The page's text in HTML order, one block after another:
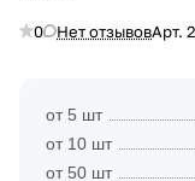
0 Нет отзывовАрт.
от 5 шт
от 10 шт
от 50 шт